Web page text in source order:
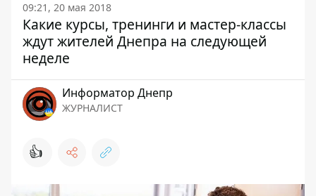
09:21, 20 мая 2018
Какие курсы, тренинги и мастер-классы
ждут жителей Днепра на следующей
неделе
Информатор Днепр
ЖУРНАЛИСТ
👍